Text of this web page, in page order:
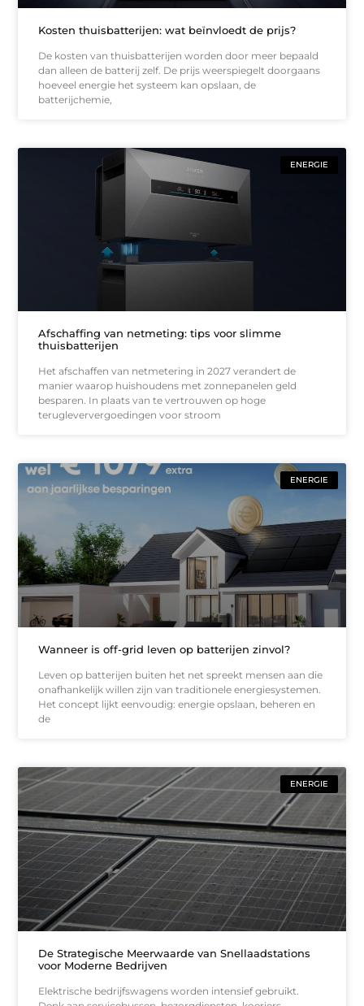
Kosten thuisbatterijen: wat beïnvloedt de prijs?
De kosten van thuisbatterijen worden door meer bepaald
dan alleen de batterij zelf. De prijs weerspiegelt doorgaans
hoeveel energie het systeem kan opslaan, de
batterijchemie,
ENERGIE
Afschaffing van netmeting: tips voor slimme
thuisbatterijen
Het afschaffen van netmetering in 2027 verandert de
manier waarop huishoudens met zonnepanelen geld
besparen. In plaats van te vertrouwen op hoge
terugleververgoedingen voor stroom
ENERGIE
Wanneer is off-grid leven op batterijen zinvol?
Leven op batterijen buiten het net spreekt mensen aan die
onafhankelijk willen zijn van traditionele energiesystemen.
Het concept lijkt eenvoudig: energie opslaan, beheren en
de
ENERGIE
De Strategische Meerwaarde van Snellaadstations
voor Moderne Bedrijven
Elektrische bedrijfswagens worden intensief gebruikt.